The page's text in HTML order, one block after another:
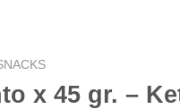
x 45 gr. –